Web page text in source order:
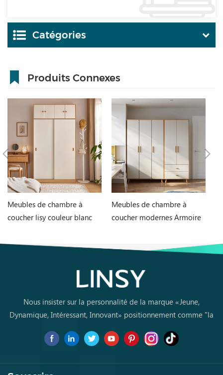
Catégories
Produits Connexes
Meubles de chambre à
coucher lisy couleur blanc
ls466d6-a
Meubles de chambre à
coucher modernes Armoire
Nous insister sur la personnalité de la marque «Jeune,
Dynamique, Intéressant, Innovant» positionnement comme "la
pour la première fois